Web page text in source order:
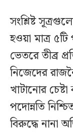
সংশ্লিষ্ট
হওয়া মাত্র
ভেতরে তীব্র
নিজেদের
খাটানোর
পদোন্নতি
বিরুদ্ধে নানা